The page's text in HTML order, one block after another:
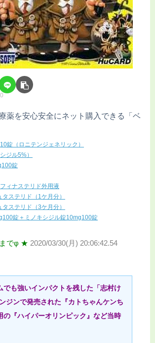
0
薬を安心安全にネット購入できる「ベ
錠（ロニテンジェネリック）
ジル5%）
錠
ィナステリド外用液
ステリド（1ケ月分）
ステリド（3ケ月分）
錠＋ミノキシジル錠10mg100錠
でφ ★ 2020/03/30(月) 20:06:42.54
でも強いインパクトを残した「志村け
ジンで発売された『カトちゃんケンち
の『ハイパーオリンピック』など当時